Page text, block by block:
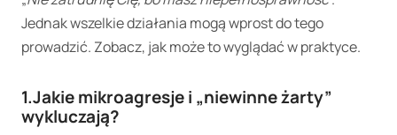
Jednak wszelkie działania mogą wprost do tego
prowadzić. Zobacz, jak może to wyglądać w praktyce.
1.Jakie mikroagresje i „niewinne żarty”
wykluczają?